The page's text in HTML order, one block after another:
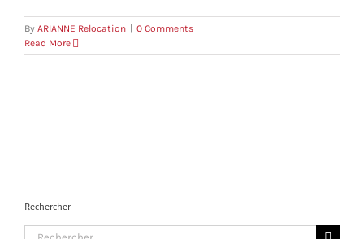
By ARIANNE Relocation
0 Comments
Read More
Rechercher
Search